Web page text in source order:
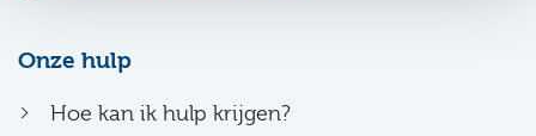
Onze hulp
Hoe kan ik hulp krijgen?